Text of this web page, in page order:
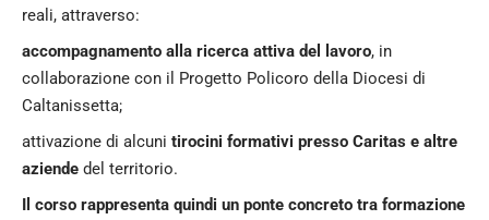
reali, attraverso:
accompagnamento alla ricerca attiva del lavoro, in
collaborazione con il Progetto Policoro della Diocesi di
Caltanissetta;
attivazione di alcuni tirocini formativi presso Caritas e altre
aziende del territorio.
Il corso rappresenta quindi un ponte concreto tra formazione